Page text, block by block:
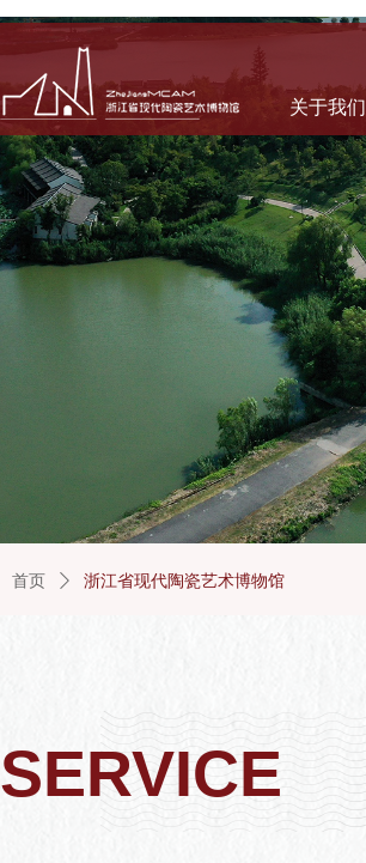
关于我们
首页 ꄲ 浙江省现代陶瓷艺术博物馆
SERVICE